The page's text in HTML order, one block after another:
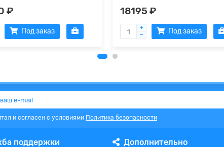
₽
Под заказ
18195 ₽
Под заказ
и согласен с условиями Политика безопасности
поддержки Дополнительно